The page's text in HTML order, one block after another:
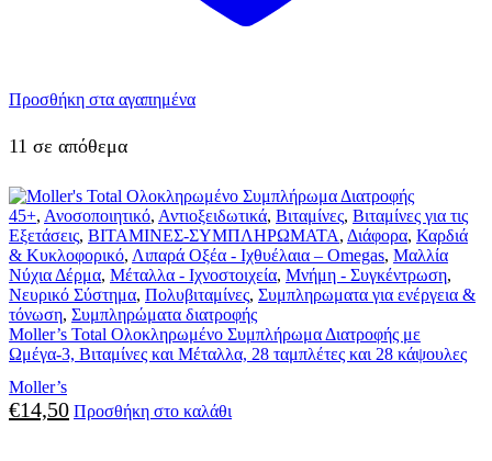
Προσθήκη στα αγαπημένα
11 σε απόθεμα
45+, Ανοσοποιητικό, Αντιοξειδωτικά, Βιταμίνες, Βιταμίνες για τις
Εξετάσεις, ΒΙΤΑΜΙΝΕΣ-ΣΥΜΠΛΗΡΩΜΑΤΑ, Διάφορα, Καρδιά
& Κυκλοφορικό, Λιπαρά Οξέα - Ιχθυέλαια – Omegas, Μαλλία
Νύχια Δέρμα, Μέταλλα - Ιχνοστοιχεία, Μνήμη - Συγκέντρωση,
Νευρικό Σύστημα, Πολυβιταμίνες, Συμπληρωματα για ενέργεια &
τόνωση, Συμπληρώματα διατροφής
Moller’s Total Ολοκληρωμένο Συμπλήρωμα Διατροφής με
Ωμέγα-3, Βιταμίνες και Μέταλλα, 28 ταμπλέτες και 28 κάψουλες
Moller’s
€14,50 Προσθήκη στο καλάθι